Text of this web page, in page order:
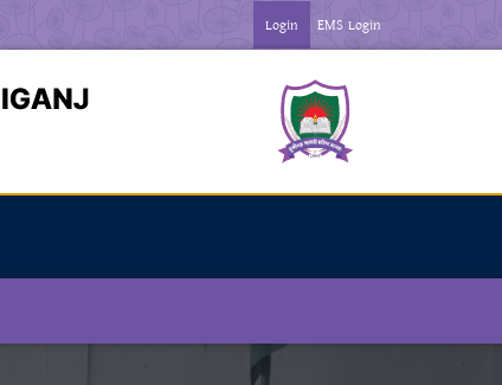
*** জুলাই গণঅভ্যতা দিবস-২০২৬ উপলক্ষে বিজ্ঞপ্তি ***
Login EMS Login